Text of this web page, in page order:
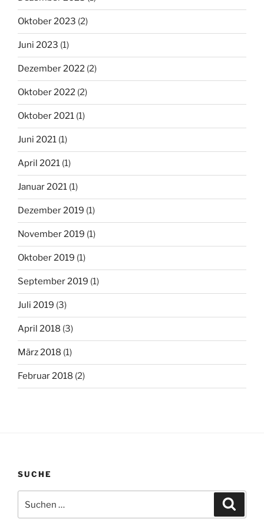
Oktober 2023 (2)
Juni 2023 (1)
Dezember 2022 (2)
Oktober 2022 (2)
Oktober 2021 (1)
Juni 2021 (1)
April 2021 (1)
Januar 2021 (1)
Dezember 2019 (1)
November 2019 (1)
Oktober 2019 (1)
September 2019 (1)
Juli 2019 (3)
April 2018 (3)
März 2018 (1)
Februar 2018 (2)
SUCHE
nach: